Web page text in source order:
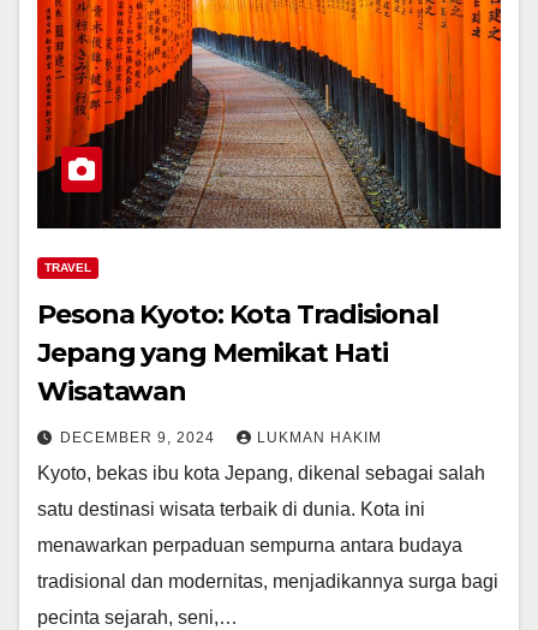
TRAVEL
Pesona Kyoto: Kota Tradisional
Jepang yang Memikat Hati
Wisatawan
DECEMBER 9, 2024 LUKMAN HAKIM
Kyoto, bekas ibu kota Jepang, dikenal sebagai salah
satu destinasi wisata terbaik di dunia. Kota ini
menawarkan perpaduan sempurna antara budaya
tradisional dan modernitas, menjadikannya surga bagi
pecinta sejarah, seni,…